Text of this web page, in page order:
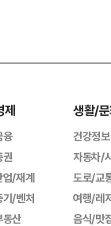
제
융
권
업/재계
기/벤처
동산
생활/
건강정보
자동차/
도로/교
여행/레
음식/맛